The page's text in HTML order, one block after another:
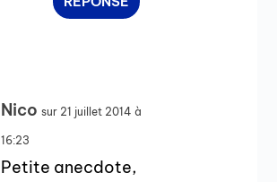
Nico sur 21 juillet 2014 à
16:23
Petite anecdote,